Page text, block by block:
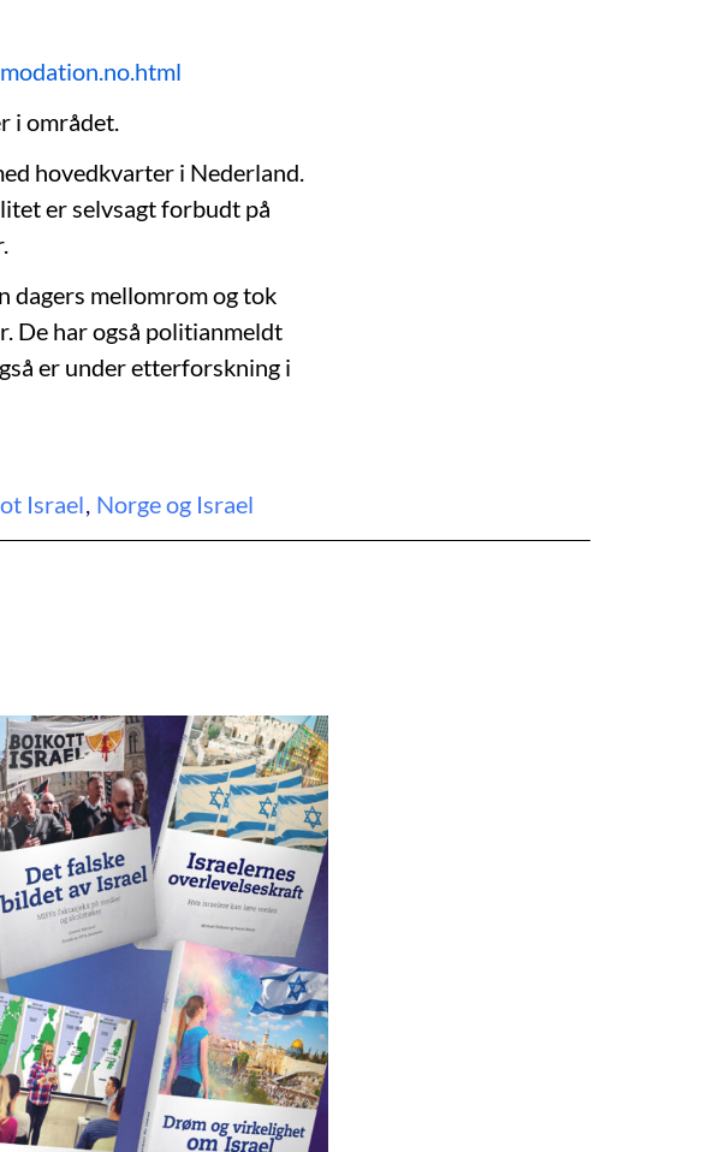
i området.
hovedkvarter i Nederland.
er selvsagt forbudt på
dagers mellomrom og tok
De har også politianmeldt
er under etterforskning i
Israel, Norge og Israel